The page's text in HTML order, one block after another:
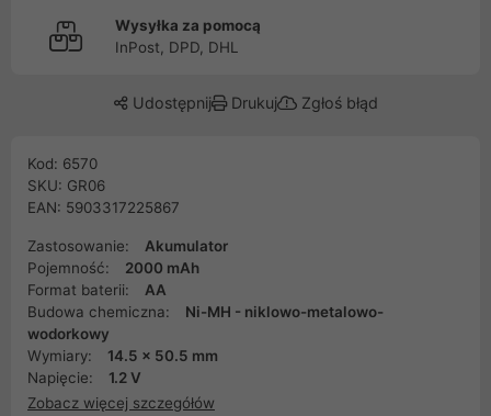
Wysyłka za pomocą
InPost, DPD, DHL
Udostępnij Drukuj Zgłoś błąd
Kod: 6570
SKU: GR06
EAN: 5903317225867
Zastosowanie:
Akumulator
Pojemność:
2000 mAh
Format baterii:
AA
Budowa chemiczna:
Ni-MH - niklowo-metalowo-
wodorkowy
Wymiary:
14.5 x 50.5 mm
Napięcie:
1.2 V
Zobacz więcej szczegółów